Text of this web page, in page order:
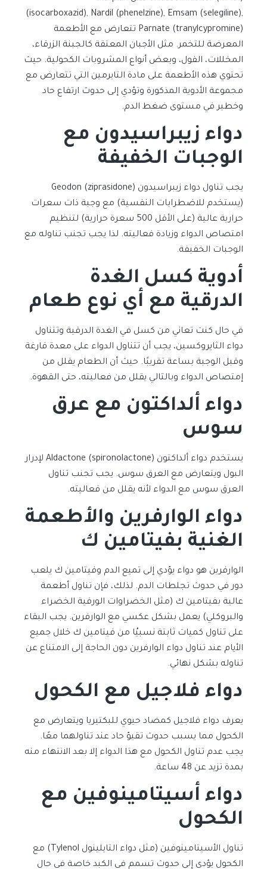
(isocarboxazid), Nardil (phenelzine), Emsam (selegiline),
Parnate (tranylcypromine) تتعارض مع الأطعمة
المعرضة للتخمر. مثل الأجبان المعتقة كالجبنة الزرقاء،
المخللات، الفول، وبعض أنواع المشروبات الكحولية. حيث
تحتوي هذه الأطعمة على مادة التايرمين التي تتعارض مع
مجموعة الأدوية المذكورة وتؤدي إلى حدوث ارتفاع حاد
وخطير في مستوى ضغط الدم.
دواء زيبراسيدون مع
الوجبات الخفيفة
يجب تناول دواء زيبراسيدون Geodon (ziprasidone)
(يستخدم للاضطرابات النفسية) مع وجبة ذات سعرات
حرارية عالية (على الأقل 500 سعرة حرارية) لتنظيم
امتصاص الدواء وزيادة فعاليته. لذا يجب تجنب تناوله مع
الوجبات الخفيفة.
أدوية كسل الغدة
الدرقية مع أي نوع طعام
في حال كنت تعاني من كسل في الغدة الدرقية وتتناول
دواء الثايروكسين، يجب أن تتناول الدواء على معدة فارغة
وقبل الوجبة بساعة تقريبًا. حيث أن الطعام يقلل من
إمتصاص الدواء وبالتالي يقلل من فعاليته، حتى القهوة.
دواء ألداكتون مع عرق
سوس
يستخدم دواء ألداكتون Aldactone (spironolactone) لإدرار
البول ويتعارض مع العرق سوس. يجب تجنب تناول
العرق سوس مع الدواء لأنه يقلل من فعاليته.
دواء الوارفرين والأطعمة
الغنية بفيتامين ك
الوارفرين هو دواء يؤدي إلى تميع الدم وفيتامين ك يلعب
دور في حدوث تجلطات الدم. لذلك، فإن تناول أطعمة
عالية بفيتامين ك (مثل الخضراوات الورقية الخضراء
والبروكلي) يعمل بشكل عكسي مع الوارفرين. يجب البقاء
على تناول كميات ثابتة نسبيُا من فيتامين ك خلال جميع
الأيام عند تناول دواء الوارفرين دون الحاجة إلى الامتناع عن
تناوله بشكل نهائي.
دواء فلاجيل مع الكحول
يعرف دواء فلاجيل كمضاد حيوي للبكتيريا ويتعارض مع
الكحول مما يسبب حدوث تقيؤ حاد عند تناولهما معًا.
يجب عدم تناول الكحول مع هذا الدواء إلا بعد الانتهاء منه
بمدة تزيد عن 48 ساعة.
دواء أسيتامينوفين مع
الكحول
تناول الأسيتامينوفين (مثل دواء التايلينول Tylenol) مع
الكحول يؤدي إلى حدوث تسمم في الكبد خاصة في حال